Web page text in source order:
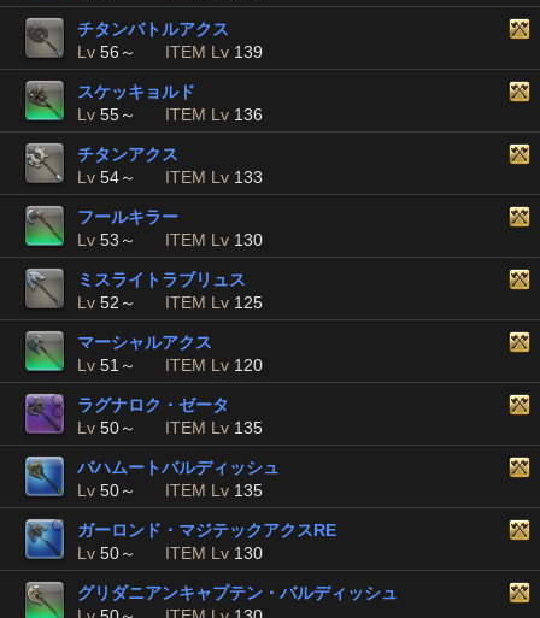
チタンバトルアクス
Lv 56～ ITEM Lv 139
スケッキョルド
Lv 55～ ITEM Lv 136
チタンアクス
Lv 54～ ITEM Lv 133
フールキラー
Lv 53～ ITEM Lv 130
ミスライトラブリュス
Lv 52～ ITEM Lv 125
マーシャルアクス
Lv 51～ ITEM Lv 120
ラグナロク・ゼータ
Lv 50～ ITEM Lv 135
バハムートバルディッシュ
Lv 50～ ITEM Lv 135
ガーロンド・マジテックアクスRE
Lv 50～ ITEM Lv 130
グリダニアンキャプテン・バルディッシュ